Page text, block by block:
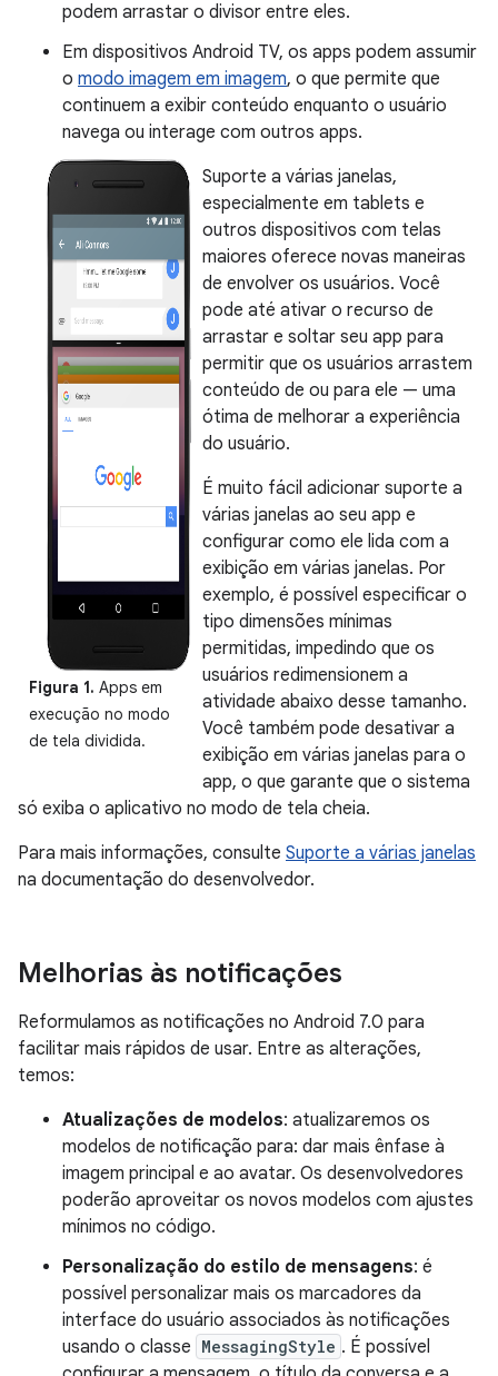
podem arrastar o divisor entre eles.
Em dispositivos Android TV, os apps podem assumir
o modo imagem em imagem, o que permite que
continuem a exibir conteúdo enquanto o usuário
navega ou interage com outros apps.
Figura 1. Apps em
execução no modo
de tela dividida.
Suporte a várias janelas,
especialmente em tablets e
outros dispositivos com telas
maiores oferece novas maneiras
de envolver os usuários. Você
pode até ativar o recurso de
arrastar e soltar seu app para
permitir que os usuários arrastem
conteúdo de ou para ele — uma
ótima de melhorar a experiência
do usuário.
É muito fácil adicionar suporte a
várias janelas ao seu app e
configurar como ele lida com a
exibição em várias janelas. Por
exemplo, é possível especificar o
tipo dimensões mínimas
permitidas, impedindo que os
usuários redimensionem a
atividade abaixo desse tamanho.
Você também pode desativar a
exibição em várias janelas para o
app, o que garante que o sistema
só exiba o aplicativo no modo de tela cheia.
Para mais informações, consulte Suporte a várias janelas
na documentação do desenvolvedor.
Melhorias às notificações
Reformulamos as notificações no Android 7.0 para
facilitar mais rápidos de usar. Entre as alterações,
temos:
Atualizações de modelos: atualizaremos os
modelos de notificação para: dar mais ênfase à
imagem principal e ao avatar. Os desenvolvedores
poderão aproveitar os novos modelos com ajustes
mínimos no código.
Personalização do estilo de mensagens: é
possível personalizar mais os marcadores da
interface do usuário associados às notificações
usando o classe MessagingStyle . É possível